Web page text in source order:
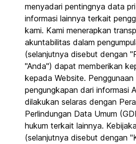
menyadari pentingnya data
informasi lainnya terkait
kami. Kami menerapkan
akuntabilitas dalam
(selanjutnya disebut dengan
"Anda") dapat memberikan
kepada Website. Penggunaan
pengungkapan dari informasi
dilakukan selaras dengan
Perlindungan Data Umum
hukum terkait lainnya.
(selanjutnya disebut dengan